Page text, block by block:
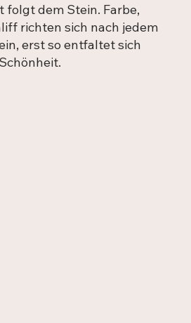
folgt dem Stein. Farbe,
richten sich nach jedem
erst so entfaltet sich